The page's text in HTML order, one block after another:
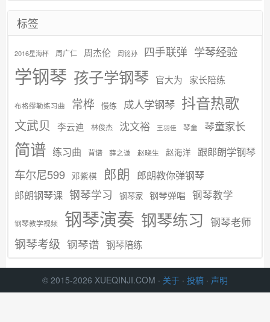
标签
2016星海杯 周广仁 周杰伦 周铭孙 四手联弹 学琴经验
学钢琴 孩子学钢琴 官大为 家长陪练
布格缪勒练习曲 常桦 慢练 成人学钢琴 抖音热歌
文武贝 李云迪 林俊杰 沈文裕 王羽佳 琴童 琴童家长
简谱 练习曲 背谱 薛之谦 赵晓生 赵海洋 跟郎朗学钢琴
车尔尼599 邓紫棋 郎朗 郎朗教你弹钢琴
郎朗钢琴课 钢琴学习 钢琴家 钢琴弹唱 钢琴教学
钢琴教学视频 钢琴演奏 钢琴练习 钢琴老师
钢琴考级 钢琴谱 钢琴陪练
© 2015-2026 XUEQINJI.COM · 关于 · 投稿 · 声明